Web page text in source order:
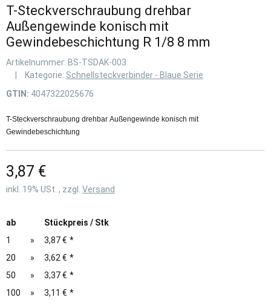
T-Steckverschraubung drehbar
Außengewinde konisch mit
Gewindebeschichtung R 1/8 8 mm
Artikelnummer: BS-TSDAK-003
Kategorie: Schnellsteckverbinder - Blaue Serie
GTIN: 4047322025676
T-Steckverschraubung drehbar Außengewinde konisch mit
Gewindebeschichtung
3,87 €
inkl. 19% USt. , zzgl. Versand
ab
Stückpreis / Stk
1
» 3,87 € *
20
» 3,62 € *
50
» 3,37 € *
100
» 3,11 € *